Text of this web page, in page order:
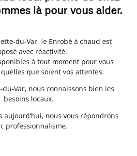
là pour vous aider.
du-Var, le Enrobé à chaud est
avec réactivité.
à tout moment pour vous
que soient vos attentes.
du-Var, nous connaissons bien les
besoins locaux.
aujourd’hui, nous vous répondrons
professionnalisme.